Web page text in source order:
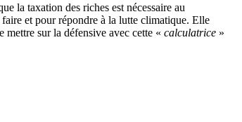
la taxation des riches est nécessaire au
et pour répondre à la lutte climatique. Elle
sur la défensive avec cette « calculatrice »